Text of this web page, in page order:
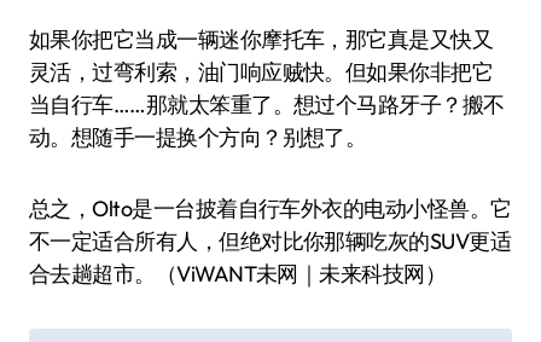
如果你把它当成一辆迷你摩托车，那它真是又快又
灵活，过弯利索，油门响应贼快。但如果你非把它
当自行车……那就太笨重了。想过个马路牙子？搬不
动。想随手一提换个方向？别想了。
总之，Olto是一台披着自行车外衣的电动小怪兽。它
不一定适合所有人，但绝对比你那辆吃灰的SUV更适
合去趟超市。（ViWANT未网｜未来科技网）